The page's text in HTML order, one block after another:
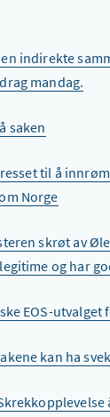
indirekte
mandag.
saken
til å
Norge
skrøt av
og har
EOS-
kan ha